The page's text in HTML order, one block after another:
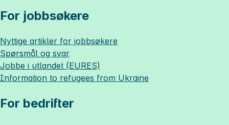
For jobbsøkere
Nyttige artikler for jobbsøkere
Spørsmål og svar
Jobbe i utlandet (EURES)
Information to refugees from Ukraine
For bedrifter